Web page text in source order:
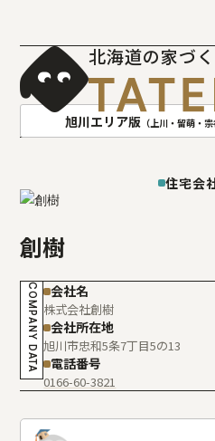
北海道の家づ
旭川エリア版 （上川・留萌・宗
函館(渡島･檜山)版
室蘭(胆振･日高)版
北見(オホーツク)版
住宅会
創樹
COMPANY DATA 会社名
株式会社創樹
会社所在地
旭川市忠和5条7丁目5の13
電話番号
0166-60-3821